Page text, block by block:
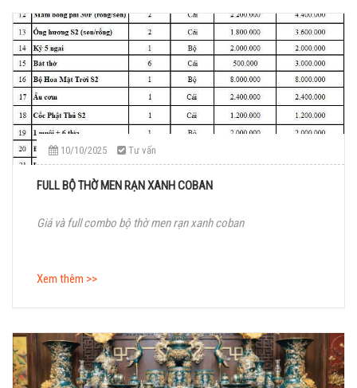
10/10/2025 Tư vấn
FULL BỘ THỜ MEN RẠN XANH COBAN
Giá và full combo bộ thờ men rạn xanh coban
Xem thêm >>